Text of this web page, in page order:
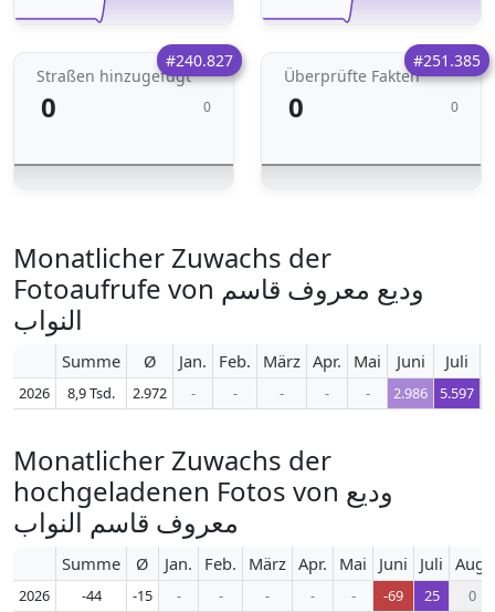
#240.827
Straßen hinzugefügt
0 0
#251.385
Überprüfte Fakten
0 0
Monatlicher Zuwachs der
Fotoaufrufe von وديع معروف قاسم
النواب
Summe Ø Jan. Feb. März Apr. Mai Juni Juli
2026 8,9 Tsd. 2.972 - - - - - 2.986 5.597
Monatlicher Zuwachs der
hochgeladenen Fotos von وديع
معروف قاسم النواب
Summe Ø Jan. Feb. März Apr. Mai Juni Juli Aug.
2026 -44 -15 - - - - - -69 25 0